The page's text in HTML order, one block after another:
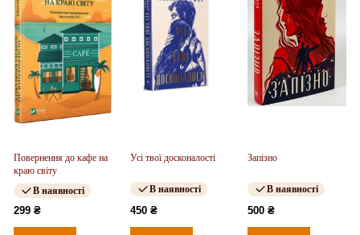
Повернення до кафе на
краю світу
В наявності
299 ₴
Усі твої досконалості
В наявності
450 ₴
Запізно
В наявності
500 ₴